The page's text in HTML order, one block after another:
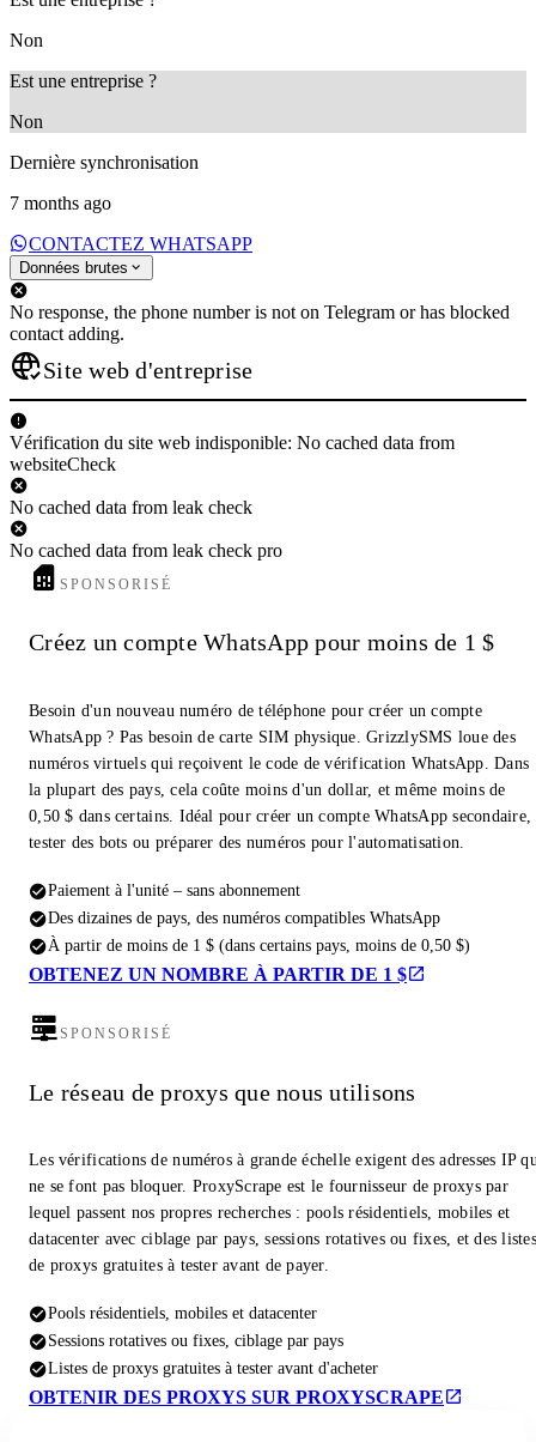
Non
Est une entreprise ?
Non
Dernière synchronisation
7 months ago
CONTACTEZ WHATSAPP
Données brutes
No response, the phone number is not on Telegram or has blocked
contact adding.
Site web d'entreprise
Vérification du site web indisponible: No cached data from
websiteCheck
No cached data from leak check
No cached data from leak check pro
SPONSORISÉ
Créez un compte WhatsApp pour moins de 1 $
Besoin d'un nouveau numéro de téléphone pour créer un compte
WhatsApp ? Pas besoin de carte SIM physique. GrizzlySMS loue des
numéros virtuels qui reçoivent le code de vérification WhatsApp. Dans
la plupart des pays, cela coûte moins d'un dollar, et même moins de
0,50 $ dans certains. Idéal pour créer un compte WhatsApp secondaire,
tester des bots ou préparer des numéros pour l'automatisation.
Paiement à l'unité – sans abonnement
Des dizaines de pays, des numéros compatibles WhatsApp
À partir de moins de 1 $ (dans certains pays, moins de 0,50 $)
OBTENEZ UN NOMBRE À PARTIR DE 1 $
SPONSORISÉ
Le réseau de proxys que nous utilisons
Les vérifications de numéros à grande échelle exigent des adresses IP
ne se font pas bloquer. ProxyScrape est le fournisseur de proxys par
lequel passent nos propres recherches : pools résidentiels, mobiles et
datacenter avec ciblage par pays, sessions rotatives ou fixes, et des listes
de proxys gratuites à tester avant de payer.
Pools résidentiels, mobiles et datacenter
Sessions rotatives ou fixes, ciblage par pays
Listes de proxys gratuites à tester avant d'acheter
OBTENIR DES PROXYS SUR PROXYSCRAPE